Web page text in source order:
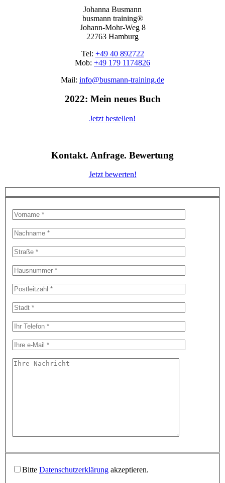
Johanna Busmann
busmann training®
Johann-Mohr-Weg 8
22763 Hamburg
Tel: +49 40 892722
Mob: +49 179 1174826
Mail: info@busmann-training.de
2022: Mein neues Buch
Jetzt bestellen!
Kontakt. Anfrage. Bewertung
Jetzt bewerten!
Bitte Datenschutzerklärung akzeptieren.